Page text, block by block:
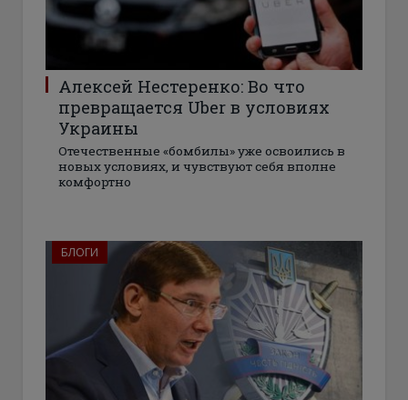
Алексей Нестеренко: Во что
превращается Uber в условиях
Украины
Отечественные «бомбилы» уже освоились в
новых условиях, и чувствуют себя вполне
комфортно
БЛОГИ